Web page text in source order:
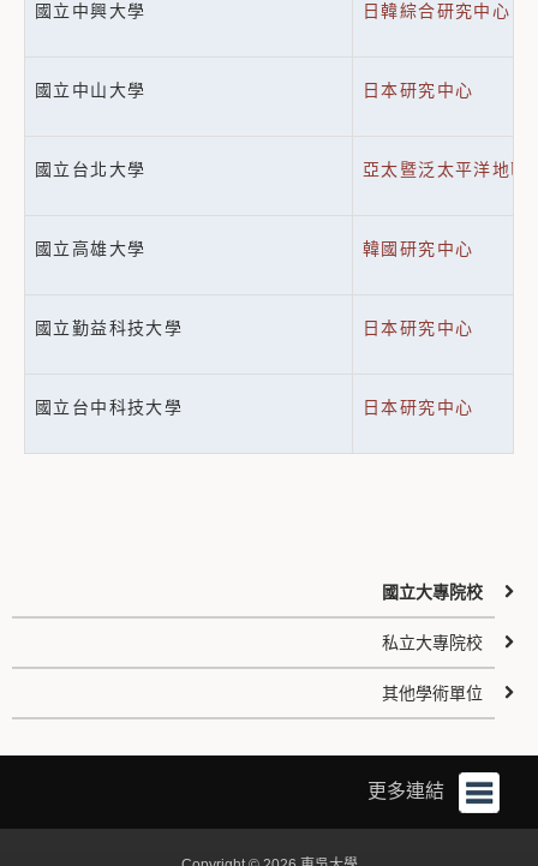
國立中興大學 日韓綜合研究中心
國立中山大學 日本研究中心
國立台北大學 亞太暨泛太平洋地區
國立高雄大學 韓國研究中心
國立勤益科技大學 日本研究中心
國立台中科技大學 日本研究中心
國立大專院校
私立大專院校
其他學術單位
更多連結